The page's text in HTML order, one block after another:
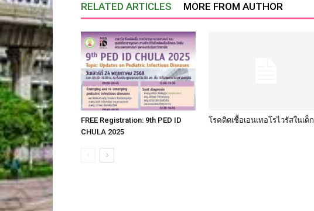
RELATED ARTICLES MORE FROM AUTHOR
FREE Registration: 9th PED ID
CHULA 2025
โรคติดเชื้อเอนเทอโรไวรัสในเด็ก